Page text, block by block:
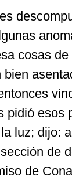
cosas
bien
pidió esos
luz; dijo:
de
de